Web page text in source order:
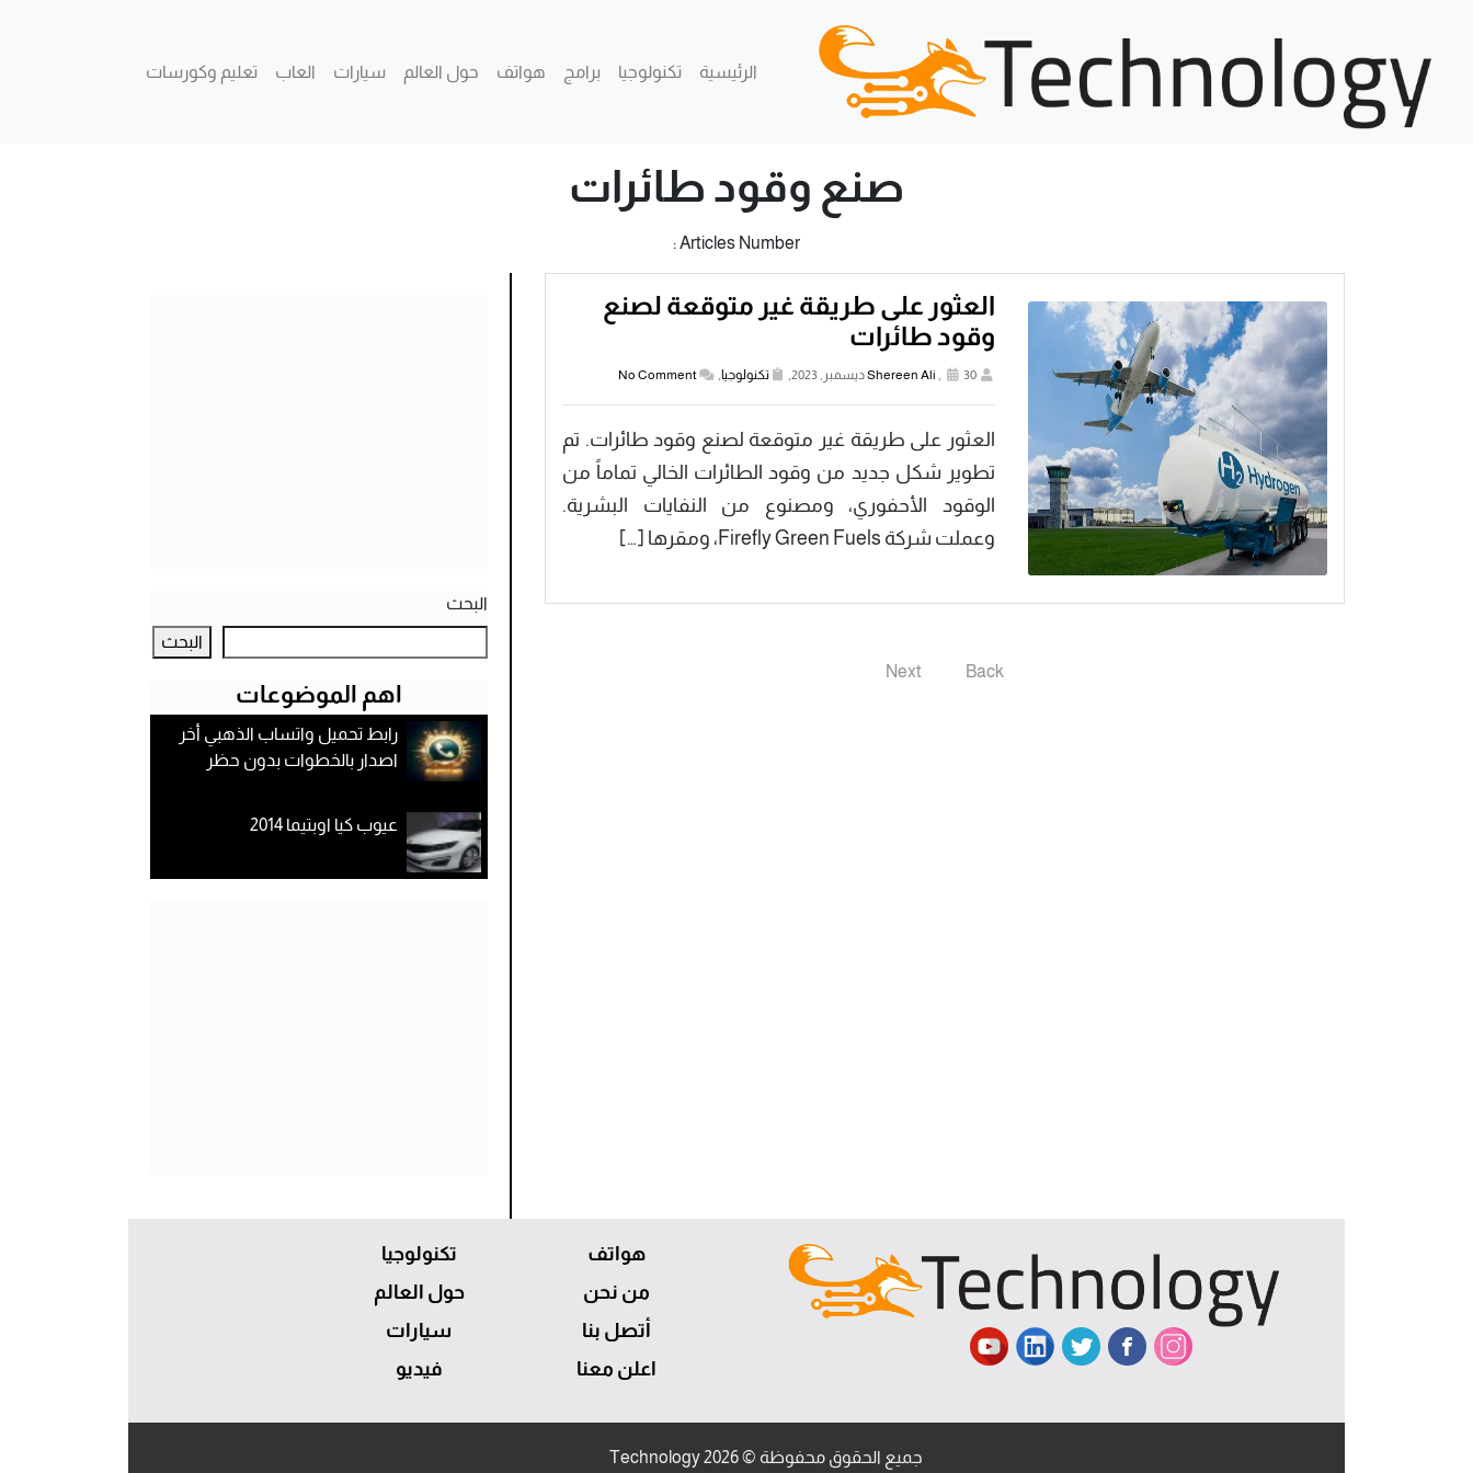
الرئيسية تكنولوجيا برامج هواتف حول العالم سيارات العاب تعليم وكورسات
صنع وقود طائرات
Articles Number :
العثور على طريقة غير متوقعة لصنع
وقود طائرات
Shereen Ali , 30 ديسمبر, 2023, تكنولوجيا,
No Comment
العثور على طريقة غير متوقعة لصنع وقود طائرات. تم
تطوير شكل جديد من وقود الطائرات الخالي تماماً من
الوقود الأحفوري، ومصنوع من النفايات البشرية.
وعملت شركة Firefly Green Fuels، ومقرها […]
Back
Next
البحث
البحث
اهم الموضوعات
رابط تحميل واتساب الذهبي أخر
اصدار بالخطوات بدون حظر
عيوب كيا اوبتيما 2014
هواتف
من نحن
أتصل بنا
اعلن معنا
تكنولوجيا
حول العالم
سيارات
فيديو
جميع الحقوق محفوظة © 2026 Technology